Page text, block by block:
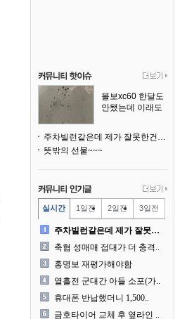
볼보xc60 한달도
안됐는데 이래도
주차빌런같은데 제가 잘못한건가요
뜻밖의 선물~~~
실시간 1일전 2일전 3일전
주차빌런같은데 제가 잘못한건..
축협 성매매 접대가 더 충격..
홍명보 재평가해야함
열흘전 군대간 아들 소포(가..
휴대폰 반납했더니 1,500..
금호타이어 교체 후 옆라인 ..